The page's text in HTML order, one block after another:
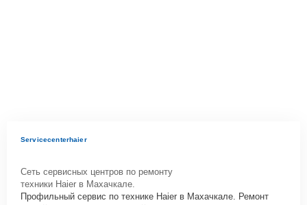
Servicecenterhaier
Сеть сервисных центров по ремонту
техники Haier в Махачкале.
Профильный сервис по технике Haier в Махачкале. Ремонт